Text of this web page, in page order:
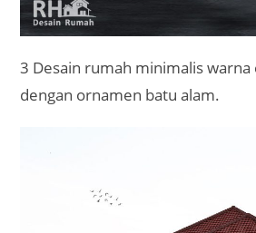
3 Desain rumah minimalis warna
dengan ornamen batu alam.